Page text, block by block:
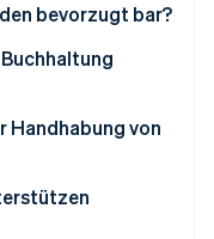
Lösungen für die
bevorzugt bar?
Handhabung von